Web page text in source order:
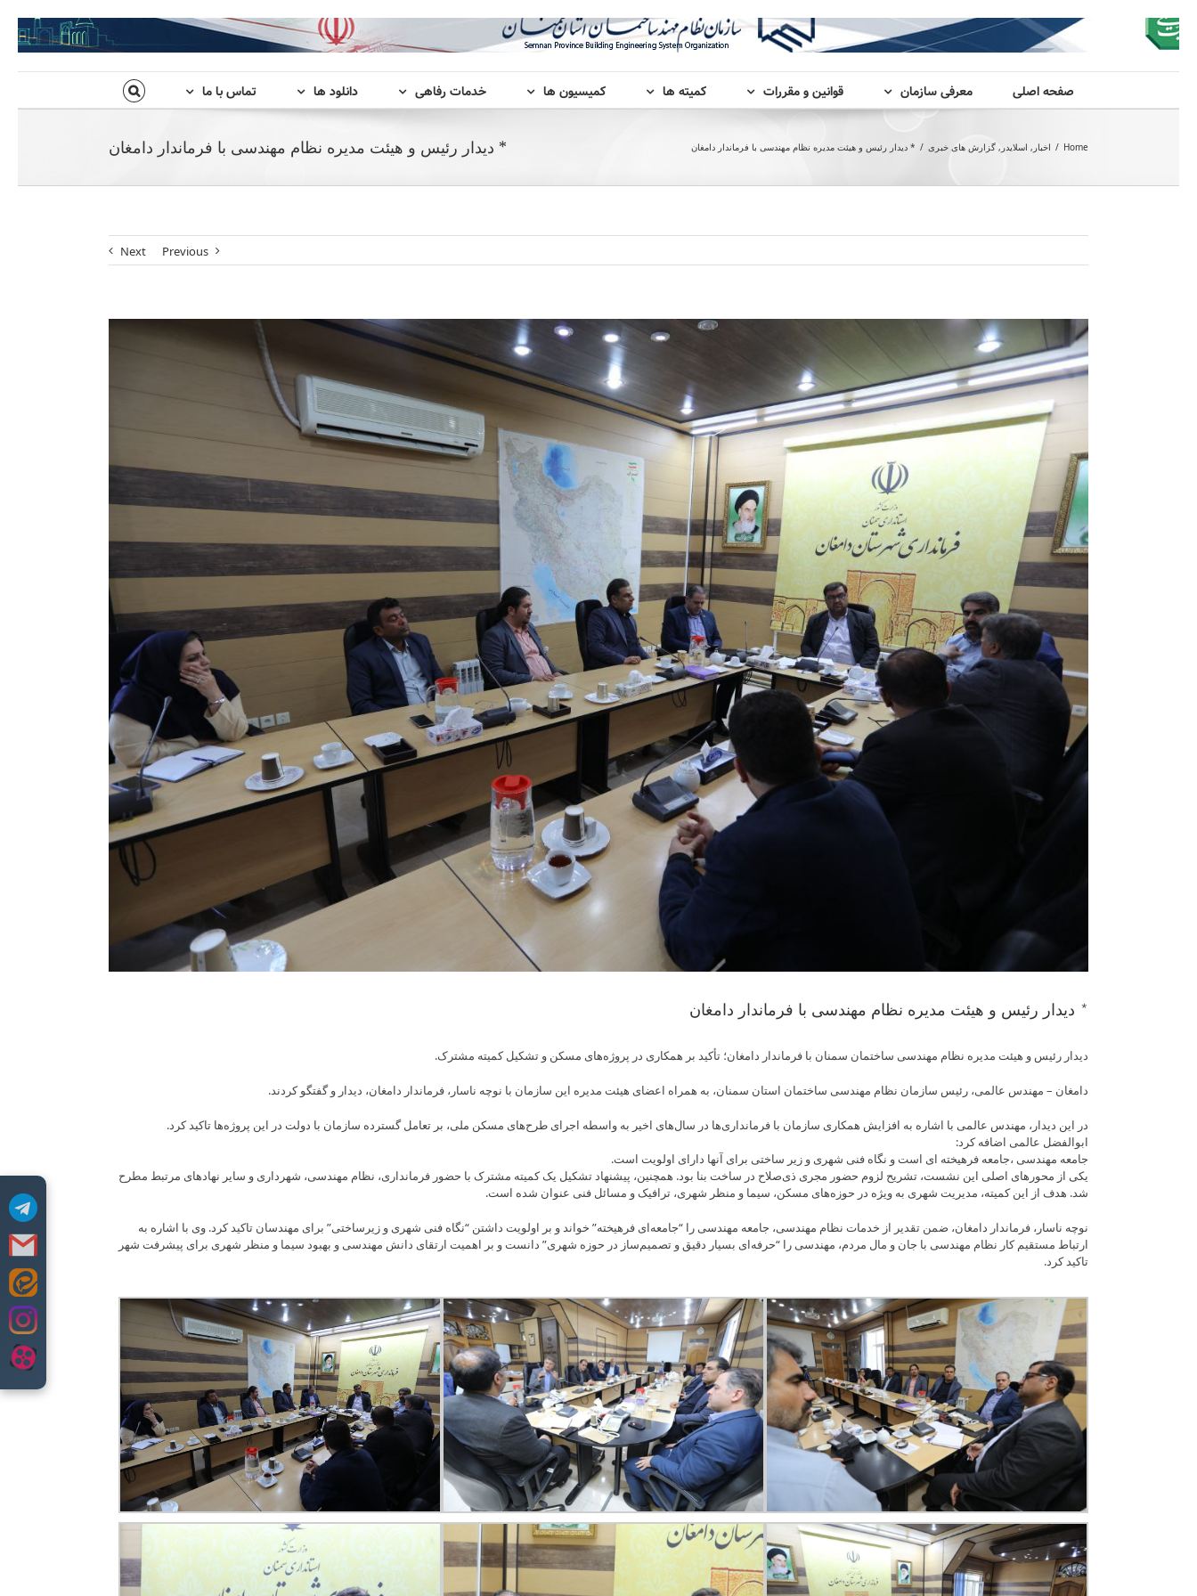
to
content
صفحه اصلی معرفی سازمان قوانین و مقررات کمیته ها کمیسیون ها خدمات رفاهی دانلود ها تماس با ما
* دیدار رئیس و هیئت مدیره نظام مهندسی با فرماندار دامغان Home
/ اخبار , اسلایدر , گزارش های خبری / * دیدار رئیس و هیئت مدیره نظام مهندسی با فرماندار دامغان
Previous
Next
View
Larger
Image
* دیدار رئیس و هیئت مدیره نظام مهندسی با فرماندار دامغان
دیدار رئیس و هیئت مدیره نظام مهندسی ساختمان سمنان با فرماندار دامغان؛ تأکید بر همکاری در پروژه‌های مسکن و تشکیل کمیته مشترک.
دامغان – مهندس عالمی، رئیس سازمان نظام مهندسی ساختمان استان سمنان، به همراه اعضای هیئت مدیره این سازمان با نوچه ناسار، فرماندار دامغان، دیدار و گفتگو کردند.
در این دیدار، مهندس عالمی با اشاره به افزایش همکاری سازمان با فرمانداری‌ها در سال‌های اخیر به واسطه اجرای طرح‌های مسکن ملی، بر تعامل گسترده سازمان با دولت در این پروژه‌ها تاکید کرد.
ابوالفضل عالمی اضافه کرد:
جامعه مهندسی ،جامعه فرهیخته ای است و نگاه فنی شهری و زیر ساختی برای آنها دارای اولویت است.
یکی از محورهای اصلی این نشست، تشریح لزوم حضور مجری ذی‌صلاح در ساخت بنا بود. همچنین، پیشنهاد تشکیل یک کمیته مشترک با حضور فرمانداری، نظام مهندسی، شهرداری و سایر نهادهای مرتبط مطرح
شد. هدف از این کمیته، مدیریت شهری به ویژه در حوزه‌های مسکن، سیما و منظر شهری، ترافیک و مسائل فنی عنوان شده است.
نوچه ناسار، فرماندار دامغان، ضمن تقدیر از خدمات نظام مهندسی، جامعه مهندسی را “جامعه‌ای فرهیخته” خواند و بر اولویت داشتن “نگاه فنی شهری و زیرساختی” برای مهندسان تاکید کرد. وی با اشاره به
ارتباط مستقیم کار نظام مهندسی با جان و مال مردم، مهندسی را “حرفه‌ای بسیار دقیق و تصمیم‌ساز در حوزه شهری” دانست و بر اهمیت ارتقای دانش مهندسی و بهبود سیما و منظر شهری برای پیشرفت شهر
تاکید کرد.